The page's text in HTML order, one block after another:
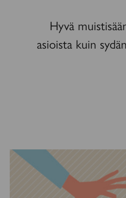
Hyvä
asioista kuin